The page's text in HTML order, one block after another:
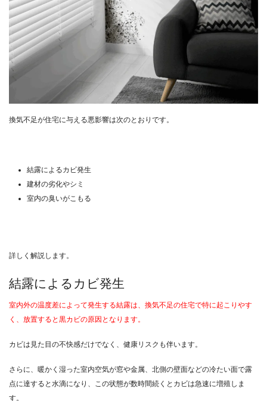
換気不足が住宅に与える悪影響は次のとおりです。
結露によるカビ発生
建材の劣化やシミ
室内の臭いがこもる
詳しく解説します。
結露によるカビ発生
室内外の温度差によって発生する結露は、換気不足の住宅で特に起こりやす
く、放置すると黒カビの原因となります。
カビは見た目の不快感だけでなく、健康リスクも伴います。
さらに、暖かく湿った室内空気が窓や金属、北側の壁面などの冷たい面で露
点に達すると水滴になり、この状態が数時間続くとカビは急速に増殖しま
す。